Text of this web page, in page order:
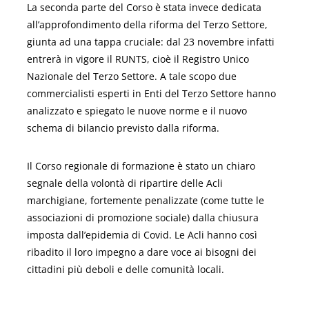
La seconda parte del Corso è stata invece dedicata
all’approfondimento della riforma del Terzo Settore,
giunta ad una tappa cruciale: dal 23 novembre infatti
entrerà in vigore il RUNTS, cioè il Registro Unico
Nazionale del Terzo Settore. A tale scopo due
commercialisti esperti in Enti del Terzo Settore hanno
analizzato e spiegato le nuove norme e il nuovo
schema di bilancio previsto dalla riforma.
Il Corso regionale di formazione è stato un chiaro
segnale della volontà di ripartire delle Acli
marchigiane, fortemente penalizzate (come tutte le
associazioni di promozione sociale) dalla chiusura
imposta dall’epidemia di Covid. Le Acli hanno così
ribadito il loro impegno a dare voce ai bisogni dei
cittadini più deboli e delle comunità locali.